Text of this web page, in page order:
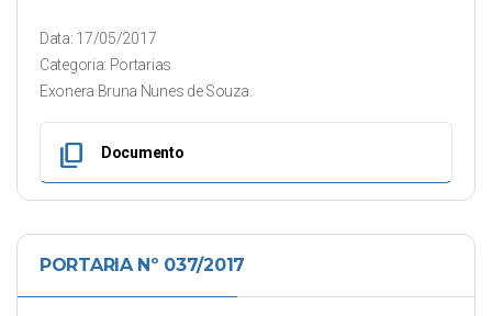
Data: 17/05/2017
Categoria: Portarias
Exonera Bruna Nunes de Souza.
content_copy Documento
PORTARIA Nº 037/2017